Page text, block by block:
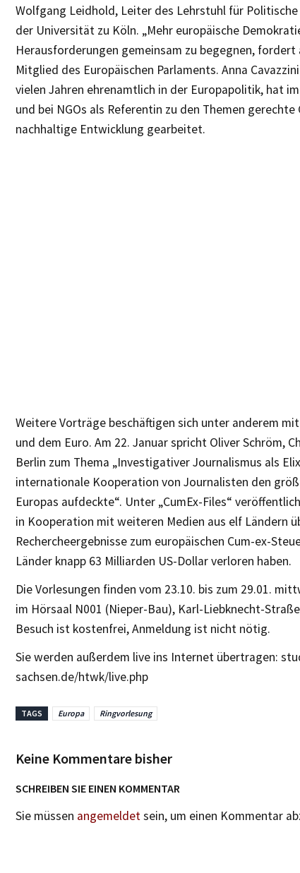
Wolfgang Leidhold, Leiter des Lehrstuhl für
der Universität zu Köln. „Mehr europäische
Herausforderungen gemeinsam zu begegnen, fordert
Mitglied des Europäischen Parlaments. Anna
vielen Jahren ehrenamtlich in der Europapolitik, hat
und bei NGOs als Referentin zu den Themen
nachhaltige Entwicklung gearbeitet.
Weitere Vorträge beschäftigen sich unter anderem
und dem Euro. Am 22. Januar spricht Oliver Schröm,
Berlin zum Thema „Investigativer Journalismus als
internationale Kooperation von Journalisten den
Europas aufdeckte“. Unter „CumEx-Files“
in Kooperation mit weiteren Medien aus elf Ländern
Rechercheergebnisse zum europäischen Cum-ex-
Länder knapp 63 Milliarden US-Dollar verloren haben.
Die Vorlesungen finden vom 23.10. bis zum 29.01.
im Hörsaal N001 (Nieper-Bau), Karl-Liebknecht-
Besuch ist kostenfrei, Anmeldung ist nicht nötig.
Sie werden außerdem live ins Internet übertragen:
sachsen.de/htwk/live.php
TAGS Europa Ringvorlesung
Keine Kommentare bisher
SCHREIBEN SIE EINEN KOMMENTAR
Sie müssen angemeldetsein, um einen Kommentar